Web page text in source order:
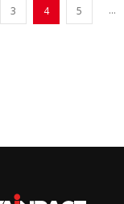
3 4 5 ...